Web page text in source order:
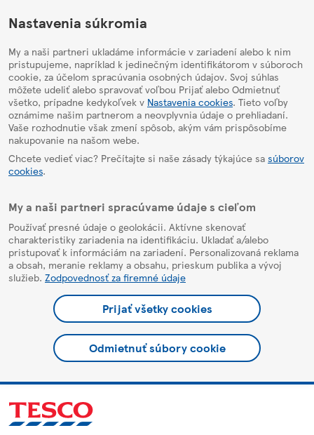
HelpPage
Nastavenia súkromia
My a naši partneri ukladáme informácie v zariadení alebo k nim
pristupujeme, napríklad k jedinečným identifikátorom v súboroch
cookie, za účelom spracúvania osobných údajov. Svoj súhlas
môžete udeliť alebo spravovať voľbou Prijať alebo Odmietnuť
všetko, prípadne kedykoľvek v Nastavenia cookies. Tieto voľby
oznámime našim partnerom a neovplyvnia údaje o prehliadaní.
Vaše rozhodnutie však zmení spôsob, akým vám prispôsobíme
nakupovanie na našom webe.
Chcete vedieť viac? Prečítajte si naše zásady týkajúce sa súborov
cookies.
My a naši partneri spracúvame údaje s cieľom
Používať presné údaje o geolokácii. Aktívne skenovať
charakteristiky zariadenia na identifikáciu. Ukladať a/alebo
pristupovať k informáciám na zariadení. Personalizovaná reklama
a obsah, meranie reklamy a obsahu, prieskum publika a vývoj
služieb. Zodpovednosť za firemné údaje
Prijať všetky cookies
Odmietnuť súbory cookie